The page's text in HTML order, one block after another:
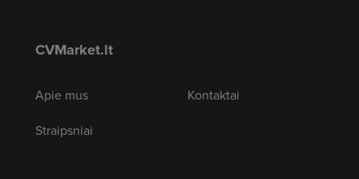
CVMarket.lt
Apie mus
Straipsniai
Kontaktai